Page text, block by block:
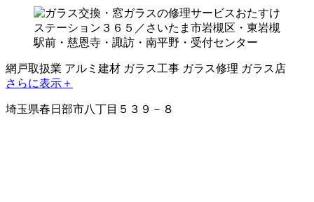
網戸取扱業 アルミ建材 ガラス工事 ガラス修理 ガラス店
さらに表示＋
埼玉県春日部市八丁目５３９－８